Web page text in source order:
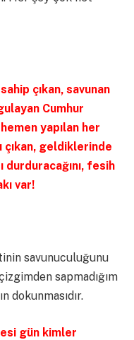
çıkan, savunan
Cumhur
yapılan her
çıkan, geldiklerinde
durduracağını, fesih
var!
savunuculuğunu
sapmadığım
dokunmasıdır.
gün kimler